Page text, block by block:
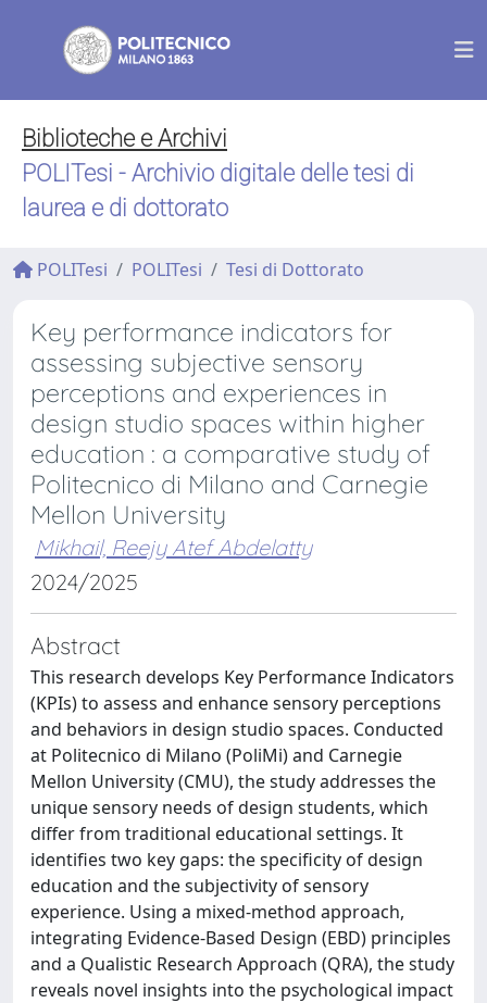
Biblioteche e Archivi
POLITesi - Archivio digitale delle tesi di
laurea e di dottorato
POLITesi POLITesi Tesi di Dottorato
Key performance indicators for
assessing subjective sensory
perceptions and experiences in
design studio spaces within higher
education : a comparative study of
Politecnico di Milano and Carnegie
Mellon University
Mikhail, Reejy Atef Abdelatty
2024/2025
Abstract
This research develops Key Performance Indicators
(KPIs) to assess and enhance sensory perceptions
and behaviors in design studio spaces. Conducted
at Politecnico di Milano (PoliMi) and Carnegie
Mellon University (CMU), the study addresses the
unique sensory needs of design students, which
differ from traditional educational settings. It
identifies two key gaps: the specificity of design
education and the subjectivity of sensory
experience. Using a mixed-method approach,
integrating Evidence-Based Design (EBD) principles
and a Qualistic Research Approach (QRA), the study
reveals novel insights into the psychological impact